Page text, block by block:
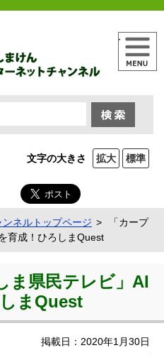
文字の大きさ 拡大 標準
メニュー
ネルトップページ
「カープ
育成！ひろしまQuest
ま県民テレビ」AI
まQuest
掲載日：2020年1月30日